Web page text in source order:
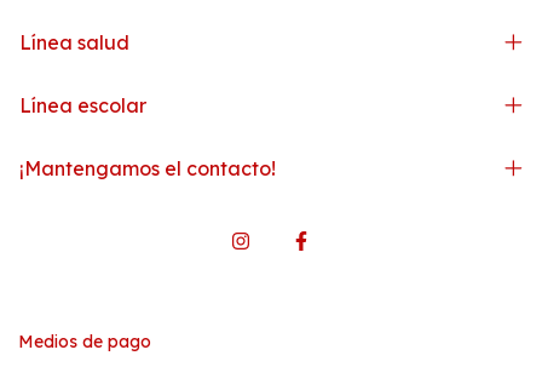
Línea salud
Línea escolar
¡Mantengamos el contacto!
Medios de pago